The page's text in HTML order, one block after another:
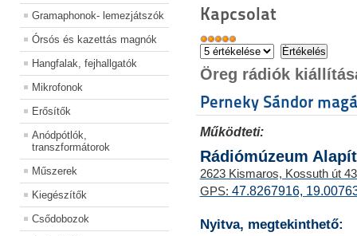
Gramaphonok- lemezjátszók
Órsós és kazettás magnók
Hangfalak, fejhallgatók
Mikrofonok
Erősítők
Anódpótlók,
transzformátorok
Műszerek
Kiegészítők
Csődobozok
Kapcsolat
Öreg rádiók
Perneky Sándor
Működteti:
Rádiómúzeum
2623 Kismaros, Kossuth út
GPS: 47.8267916,
Nyitva, megtekinthető: